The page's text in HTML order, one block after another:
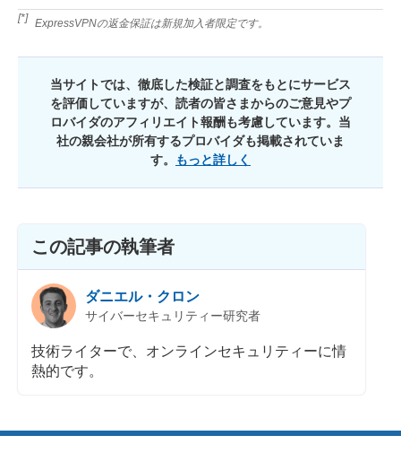
[*] ExpressVPNの返金保証は新規加入者限定です。
当サイトでは、徹底した検証と調査をもとにサービス
を評価していますが、読者の皆さまからのご意見やプ
ロバイダのアフィリエイト報酬も考慮しています。当
社の親会社が所有するプロバイダも掲載されていま
す。
もっと詳しく
この記事の執筆者
ダニエル・クロン
サイバーセキュリティー研究者
技術ライターで、オンラインセキュリティーに情
熱的です。